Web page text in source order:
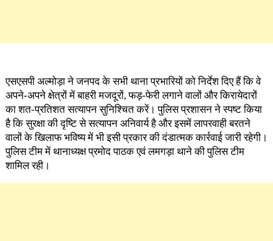
एसएसपी अल्मोड़ा ने जनपद के सभी थाना प्रभारियों को निर्देश दिए हैं कि वे
अपने-अपने क्षेत्रों में बाहरी मजदूरों, फड़-फेरी लगाने वालों और किरायेदारों
का शत-प्रतिशत सत्यापन सुनिश्चित करें। पुलिस प्रशासन ने स्पष्ट किया
है कि सुरक्षा की दृष्टि से सत्यापन अनिवार्य है और इसमें लापरवाही बरतने
वालों के खिलाफ भविष्य में भी इसी प्रकार की दंडात्मक कार्रवाई जारी रहेगी।
पुलिस टीम में थानाध्यक्ष प्रमोद पाठक एवं लमगड़ा थाने की पुलिस टीम
शामिल रही।